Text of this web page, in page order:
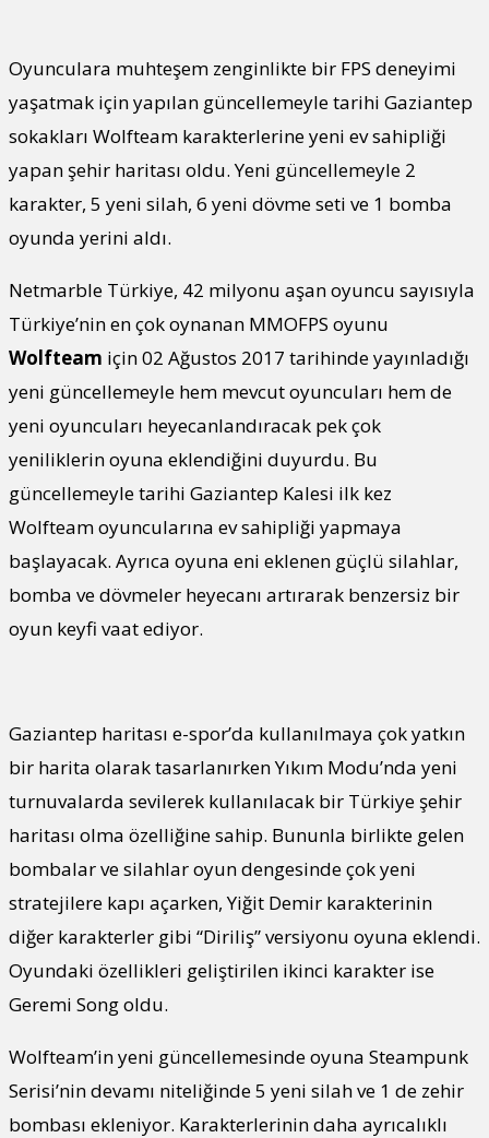
Oyunculara muhteşem zenginlikte bir FPS deneyimi
yaşatmak için yapılan güncellemeyle tarihi Gaziantep
sokakları Wolfteam karakterlerine yeni ev sahipliği
yapan şehir haritası oldu. Yeni güncellemeyle 2
karakter, 5 yeni silah, 6 yeni dövme seti ve 1 bomba
oyunda yerini aldı.
Netmarble Türkiye, 42 milyonu aşan oyuncu sayısıyla
Türkiye’nin en çok oynanan MMOFPS oyunu
Wolfteam için 02 Ağustos 2017 tarihinde yayınladığı
yeni güncellemeyle hem mevcut oyuncuları hem de
yeni oyuncuları heyecanlandıracak pek çok
yeniliklerin oyuna eklendiğini duyurdu. Bu
güncellemeyle tarihi Gaziantep Kalesi ilk kez
Wolfteam oyuncularına ev sahipliği yapmaya
başlayacak. Ayrıca oyuna eni eklenen güçlü silahlar,
bomba ve dövmeler heyecanı artırarak benzersiz bir
oyun keyfi vaat ediyor.
Gaziantep haritası e-spor’da kullanılmaya çok yatkın
bir harita olarak tasarlanırken Yıkım Modu’nda yeni
turnuvalarda sevilerek kullanılacak bir Türkiye şehir
haritası olma özelliğine sahip. Bununla birlikte gelen
bombalar ve silahlar oyun dengesinde çok yeni
stratejilere kapı açarken, Yiğit Demir karakterinin
diğer karakterler gibi “Diriliş” versiyonu oyuna eklendi.
Oyundaki özellikleri geliştirilen ikinci karakter ise
Geremi Song oldu.
Wolfteam’in yeni güncellemesinde oyuna Steampunk
Serisi’nin devamı niteliğinde 5 yeni silah ve 1 de zehir
bombası ekleniyor. Karakterlerinin daha ayrıcalıklı